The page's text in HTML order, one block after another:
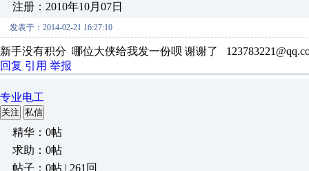
注册：2010年10月07日
发表于：2014-02-21 16:27:10
新手没有积分 哪位大侠给我发一份呗 谢谢了
回复 引用 举报
专业电工
关注 私信
精华：0帖
求助：0帖
帖子：0帖 | 261回